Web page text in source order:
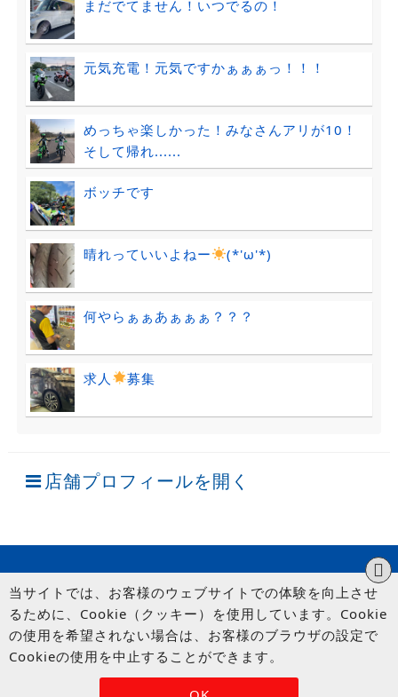
まだでてません！いつでるの！
元気充電！元気ですかぁぁぁっ！！！
めっちゃ楽しかった！みなさんアリが10！
そして帰れ......
ボッチです
晴れっていいよねー (*'ω'*)
何やらぁぁあぁぁぁ？？？
求人 募集
店舗プロフィールを開く
© UP GARAGE GROUP Co., Ltd.
当サイトでは、お客様のウェブサイトでの体験を向上させ
るために、Cookie（クッキー）を使用しています。Cookie
の使用を希望されない場合は、お客様のブラウザの設定で
Cookieの使用を中止することができます。